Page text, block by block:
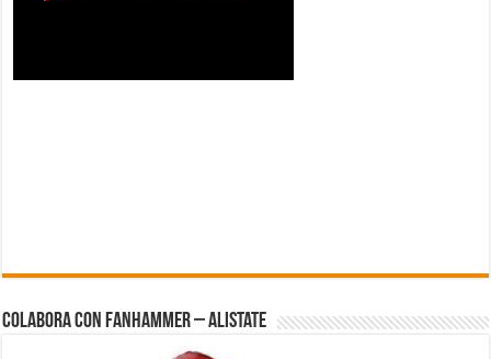
Colabora con FanHammer – Alistate